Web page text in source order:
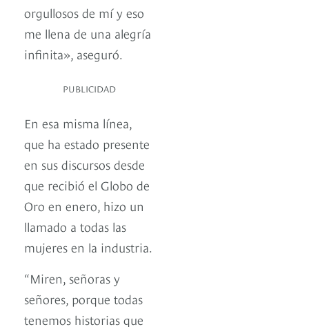
orgullosos de mí y eso
me llena de una alegría
infinita», aseguró.
PUBLICIDAD
En esa misma línea,
que ha estado presente
en sus discursos desde
que recibió el Globo de
Oro en enero, hizo un
llamado a todas las
mujeres en la industria.
“Miren, señoras y
señores, porque todas
tenemos historias que